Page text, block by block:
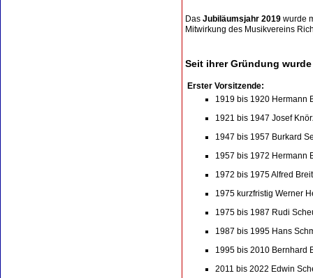
Das Jubiläumsjahr 2019 wurde
Mitwirkung des Musikvereins
Seit ihrer Gründung
Erster Vorsitzende:
1919 bis 1920 Hermann
1921 bis 1947 Josef
1947 bis 1957 Burkard
1957 bis 1972 Hermann
1972 bis 1975 Alfred
1975 kurzfristig Werner
1975 bis 1987 Rudi
1987 bis 1995 Hans
1995 bis 2010 Bernhard
2011 bis 2022 Edwin